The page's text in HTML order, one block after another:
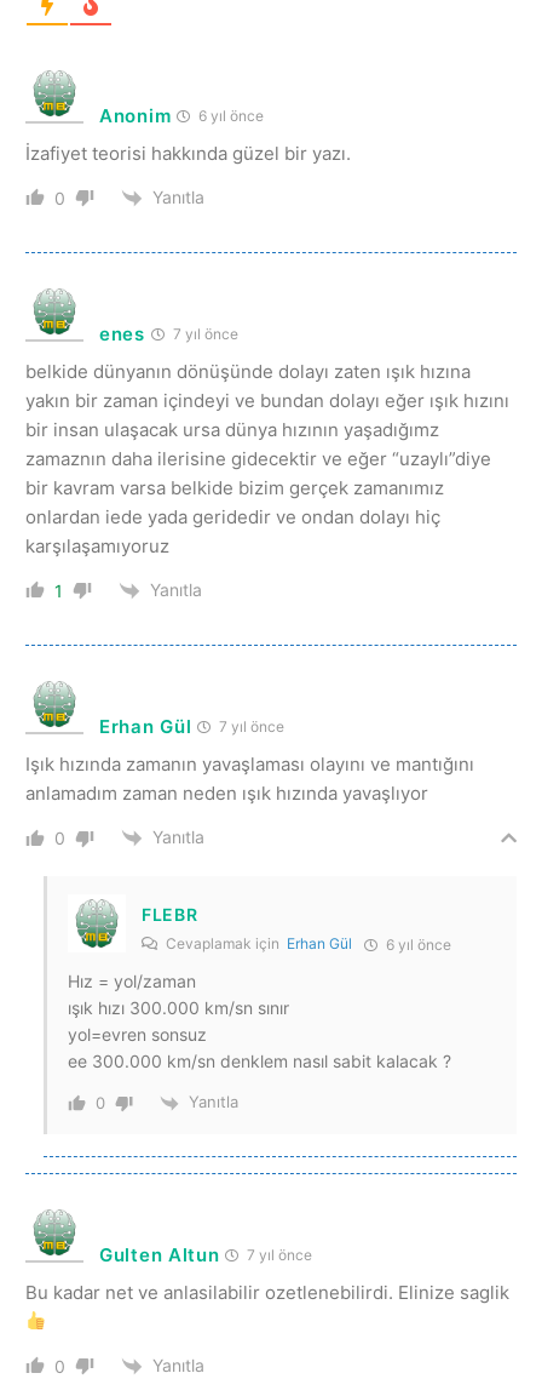
Anonim 6 yıl önce
İzafiyet teorisi hakkında güzel bir yazı.
0 Yanıtla
enes 7 yıl önce
belkide dünyanın dönüşünde dolayı zaten ışık hızına
yakın bir zaman içindeyi ve bundan dolayı eğer ışık hızını
bir insan ulaşacak ursa dünya hızının yaşadığımz
zamaznın daha ilerisine gidecektir ve eğer “uzaylı”diye
bir kavram varsa belkide bizim gerçek zamanımız
onlardan iede yada geridedir ve ondan dolayı hiç
karşılaşamıyoruz
1 Yanıtla
Erhan Gül 7 yıl önce
Işık hızında zamanın yavaşlaması olayını ve mantığını
anlamadım zaman neden ışık hızında yavaşlıyor
0 Yanıtla
FLEBR
Cevaplamak için Erhan Gül 6 yıl önce
Hız = yol/zaman
ışık hızı 300.000 km/sn sınır
yol=evren sonsuz
ee 300.000 km/sn denklem nasıl sabit kalacak ?
0 Yanıtla
Gulten Altun 7 yıl önce
Bu kadar net ve anlasilabilir ozetlenebilirdi. Elinize saglik
0 Yanıtla